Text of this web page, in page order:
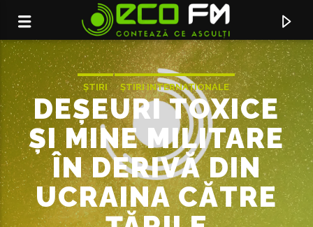
ȘTIRI ȘTIRI INTERNAȚIONALE
DEȘEURI TOXICE
ȘI MINE MILITARE
ÎN DERIVĂ DIN
UCRAINA CĂTRE